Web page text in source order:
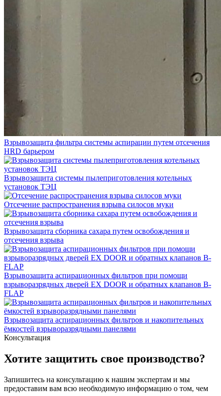
Взрывозащита фильтра системы аспирации путем отсечения
HRD барьером
Взрывозащита системы пылеприготовления котельных
установок ТЭЦ
Отсечение распространения взрыва силосов муки
Взрывозащита сборника сахара путем освобождения и
отсечения взрыва
Взрывозащита аспирационных фильтров при помощи
взрыворазрядных дверей EX DOOR и обратных клапанов B-
FLAP
Взрывозащита аспирационных фильтров и накопительных
ёмкостей взрыворазрядными панелями
Консультация
Хотите защитить свое производство?
Запишитесь на консультацию к нашим экспертам и мы
предоставим вам всю необходимую информацию о том, чем